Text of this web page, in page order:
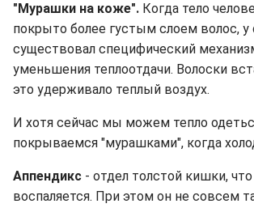
"Мурашки на коже". Когда тело
покрыто более густым слоем волос, у
существовал специфический
уменьшения теплоотдачи. Волоски
это удерживало теплый воздух.
И хотя сейчас мы можем тепло
покрываемся "мурашками", когда
Аппендикс - отдел толстой кишки, что
воспаляется. При этом он не совсем